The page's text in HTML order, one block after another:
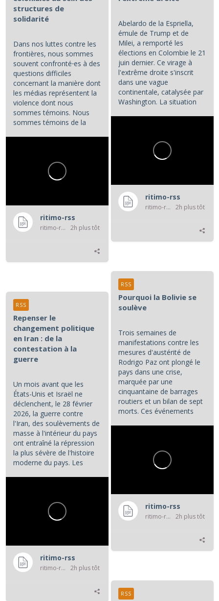
structures de
solidarité
Dans nos luttes contre les
frontières, nous sommes
souvent confronté⋅es à des
questions difficiles
concernant la manière dont
les médias représentent la
violence dont nous
sommes témoins. Nous
sommes témoins de la
ritimo-rss
ritimo-rss 2h plus tôt
Abelardo de la Espriella,
émule de Trump et de
Milei, a remporté les
élections en Colombie le 21
juin dernier. Ce virage à
l'extrême droite s'inscrit
dans une vague
continentale, catalysée par
Washington. La situation
ritimo-rss
ritimo-rss 2h plus tôt
Pourquoi la Bolivie se
soulève
Trois semaines de
manifestations contre les
mesures d'austérité de
Rodrigo Paz ont plongé le
pays dans une crise,
marquée par une
cinquantaine de barrages
routiers et un bilan de sept
morts. Ces événements
ritimo-rss
ritimo-rss 2h plus tôt
RSS
Repenser le
changement politique
en Iran : de la
contestation à la
guerre
Un mois avant que les
États-Unis et Israël ne
déclenchent, le 28 février
2026, la guerre contre
l'Iran, des soulèvements de
masse à l'intérieur du pays
ont entraîné la répression
la plus sévère de l'histoire
moderne du pays. Les
ritimo-rss
ritimo-rss 2h plus tôt
RSS
RSS